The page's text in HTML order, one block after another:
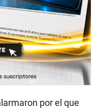
por el que